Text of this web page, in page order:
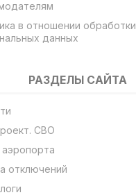
в отношении обработки
данных
РАЗДЕЛЫ САЙТА
СВО
отключений